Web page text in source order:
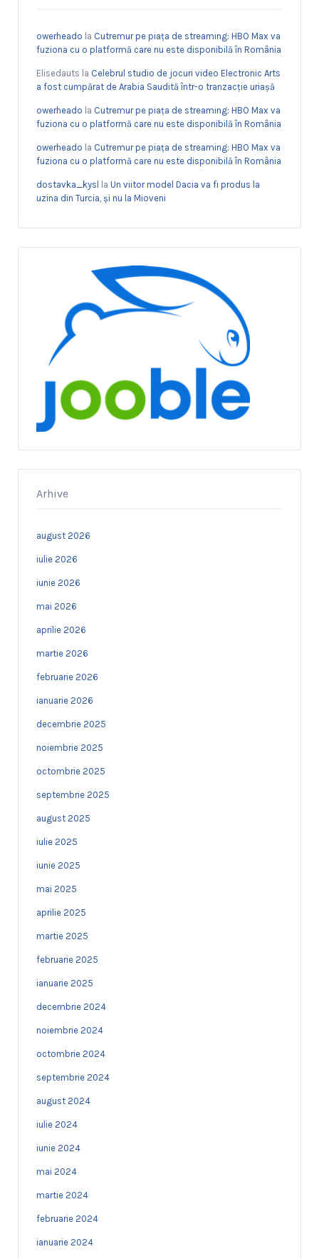
owerheado la Cutremur pe piața de streaming: HBO Max va
fuziona cu o platformă care nu este disponibilă în România
Elisedauts la Celebrul studio de jocuri video Electronic Arts
a fost cumpărat de Arabia Saudită într-o tranzacție uriașă
owerheado la Cutremur pe piața de streaming: HBO Max va
fuziona cu o platformă care nu este disponibilă în România
owerheado la Cutremur pe piața de streaming: HBO Max va
fuziona cu o platformă care nu este disponibilă în România
dostavka_kysl la Un viitor model Dacia va fi produs la
uzina din Turcia, și nu la Mioveni
Arhive
august 2026
iulie 2026
iunie 2026
mai 2026
aprilie 2026
martie 2026
februarie 2026
ianuarie 2026
decembrie 2025
noiembrie 2025
octombrie 2025
septembrie 2025
august 2025
iulie 2025
iunie 2025
mai 2025
aprilie 2025
martie 2025
februarie 2025
ianuarie 2025
decembrie 2024
noiembrie 2024
octombrie 2024
septembrie 2024
august 2024
iulie 2024
iunie 2024
mai 2024
martie 2024
februarie 2024
ianuarie 2024